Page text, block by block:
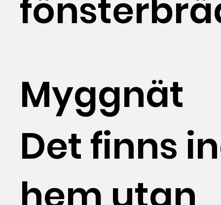
Myggnät
Det finns